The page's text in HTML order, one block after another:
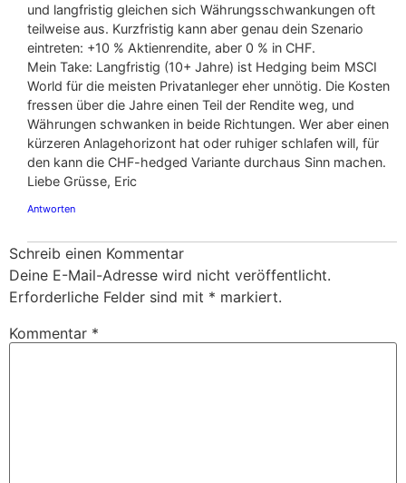
und langfristig gleichen sich Währungsschwankungen oft
teilweise aus. Kurzfristig kann aber genau dein Szenario
eintreten: +10 % Aktienrendite, aber 0 % in CHF.
Mein Take: Langfristig (10+ Jahre) ist Hedging beim MSCI
World für die meisten Privatanleger eher unnötig. Die Kosten
fressen über die Jahre einen Teil der Rendite weg, und
Währungen schwanken in beide Richtungen. Wer aber einen
kürzeren Anlagehorizont hat oder ruhiger schlafen will, für
den kann die CHF-hedged Variante durchaus Sinn machen.
Liebe Grüsse, Eric
Antworten
Schreib einen Kommentar
Deine E-Mail-Adresse wird nicht veröffentlicht.
Erforderliche Felder sind mit * markiert.
Kommentar *